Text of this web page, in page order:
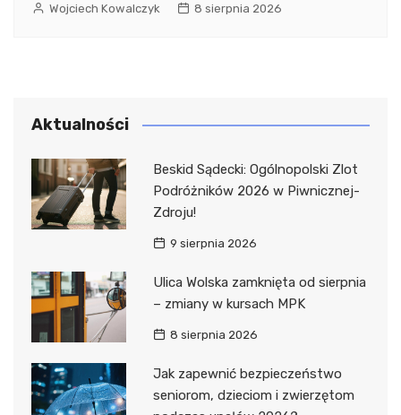
Wojciech Kowalczyk 8 sierpnia 2026
Aktualności
Beskid Sądecki: Ogólnopolski Zlot
Podróżników 2026 w Piwnicznej-
Zdroju!
9 sierpnia 2026
Ulica Wolska zamknięta od sierpnia
– zmiany w kursach MPK
8 sierpnia 2026
Jak zapewnić bezpieczeństwo
seniorom, dzieciom i zwierzętom